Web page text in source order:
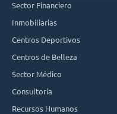
Sector Financiero
Inmobiliarias
Centros Deportivos
Centros de Belleza
Sector Médico
Consultoría
Recursos Humanos